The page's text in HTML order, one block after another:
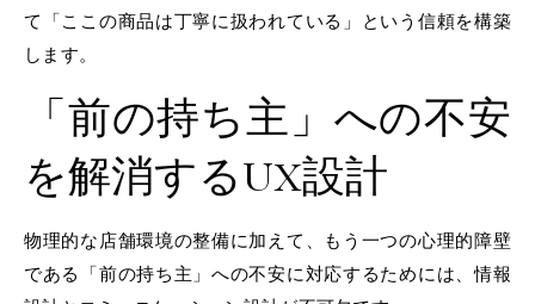
て「ここの商品は丁寧に扱われている」という信頼を構築
します。
「前の持ち主」への不安
を解消するUX設計
物理的な店舗環境の整備に加えて、もう一つの心理的障壁
である「前の持ち主」への不安に対応するためには、情報